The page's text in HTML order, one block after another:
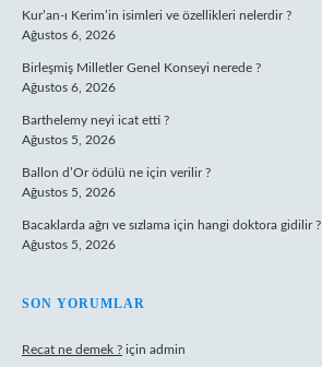
Kur’an-ı Kerim’in isimleri ve özellikleri nelerdir ?
Ağustos 6, 2026
Birleşmiş Milletler Genel Konseyi nerede ?
Ağustos 6, 2026
Barthelemy neyi icat etti ?
Ağustos 5, 2026
Ballon d’Or ödülü ne için verilir ?
Ağustos 5, 2026
Bacaklarda ağrı ve sızlama için hangi doktora gidilir ?
Ağustos 5, 2026
SON YORUMLAR
Recat ne demek ? için admin